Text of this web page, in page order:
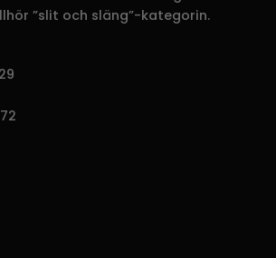
”slit och släng”-kategorin.